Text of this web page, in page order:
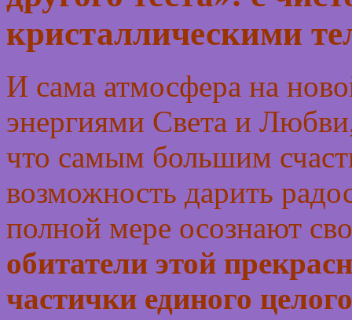
кристаллическими
И сама атмосфера на
энергиями Света и
что самым большим
возможность дарить
полной мере осознают
обитатели этой
частички единого